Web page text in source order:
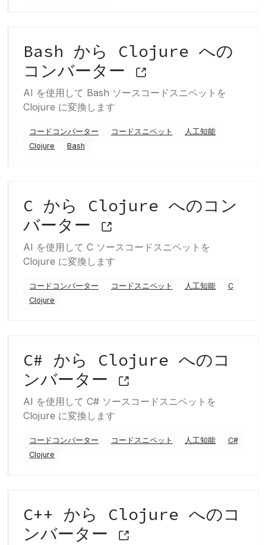
Bash から Clojure への
コンバーター
AI を使用して Bash ソースコードスニペットを
Clojure に変換します
コードコンバーター コードスニペット
人工知能
Clojure
Bash
C から Clojure へのコン
バーター
AI を使用して C ソースコードスニペットを
Clojure に変換します
コードコンバーター コードスニペット 人工知能
C
Clojure
C# から Clojure へのコ
ンバーター
AI を使用して C# ソースコードスニペットを
Clojure に変換します
コードコンバーター コードスニペット 人工知能
C#
Clojure
C++ から Clojure へのコ
ンバーター